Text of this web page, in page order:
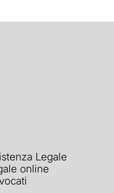
Legale
online